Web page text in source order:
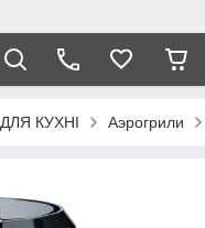
КУХНІ Аэрогрили